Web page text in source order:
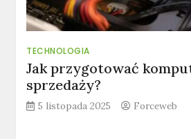
TECHNOLOGIA
Jak przygotować
sprzedaży?
5 listopada 2025 Forceweb